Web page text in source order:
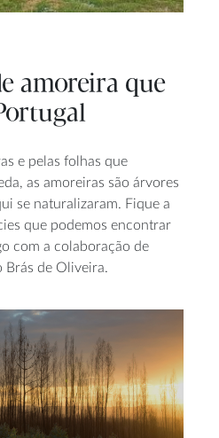
amoreira que
e pelas folhas que
as amoreiras são árvores
se naturalizaram. Fique a
que podemos encontrar
com a colaboração de
Brás de Oliveira.